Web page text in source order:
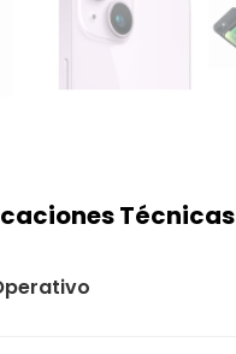
Técnicas